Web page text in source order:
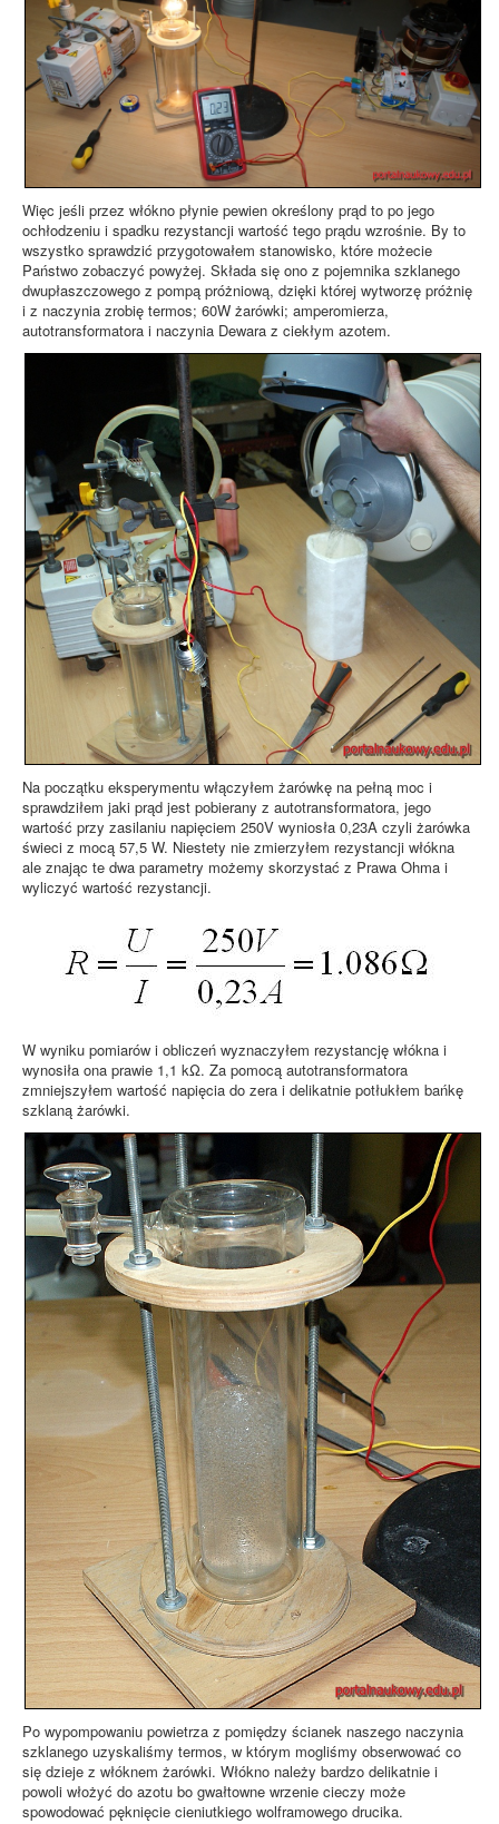
Więc jeśli przez włókno płynie pewien określony prąd to po jego
ochłodzeniu i spadku rezystancji wartość tego prądu wzrośnie. By to
wszystko sprawdzić przygotowałem stanowisko, które możecie
Państwo zobaczyć powyżej. Składa się ono z pojemnika szklanego
dwupłaszczowego z pompą próżniową, dzięki której wytworzę próżnię
i z naczynia zrobię termos; 60W żarówki; amperomierza,
autotransformatora i naczynia Dewara z ciekłym azotem.
Na początku eksperymentu włączyłem żarówkę na pełną moc i
sprawdziłem jaki prąd jest pobierany z autotransformatora, jego
wartość przy zasilaniu napięciem 250V wyniosła 0,23A czyli żarówka
świeci z mocą 57,5 W. Niestety nie zmierzyłem rezystancji włókna
ale znając te dwa parametry możemy skorzystać z Prawa Ohma i
wyliczyć wartość rezystancji.
W wyniku pomiarów i obliczeń wyznaczyłem rezystancję włókna i
wynosiła ona prawie 1,1 kΩ. Za pomocą autotransformatora
zmniejszyłem wartość napięcia do zera i delikatnie potłukłem bańkę
szklaną żarówki.
Po wypompowaniu powietrza z pomiędzy ścianek naszego naczynia
szklanego uzyskaliśmy termos, w którym mogliśmy obserwować co
się dzieje z włóknem żarówki. Włókno należy bardzo delikatnie i
powoli włożyć do azotu bo gwałtowne wrzenie cieczy może
spowodować pęknięcie cieniutkiego wolframowego drucika.